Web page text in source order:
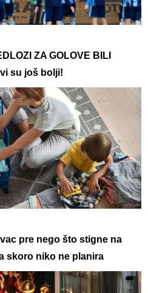
ZA GOLOVE BILI
su još bolji!
pre nego što stigne na
skoro niko ne planira